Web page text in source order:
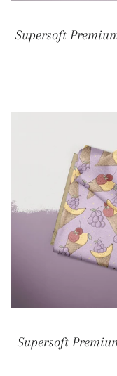
Supersoft
Supersoft